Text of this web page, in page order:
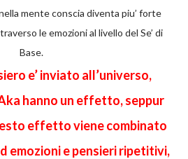
mente conscia diventa piu’ forte
le emozioni al livello del Se’ di
Base.
e’ inviato all’universo,
hanno un effetto, seppur
effetto viene combinato
emozioni e pensieri ripetitivi,